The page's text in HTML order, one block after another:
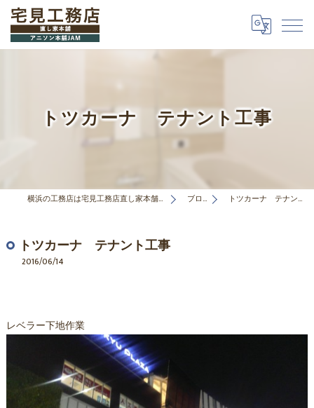
トツカーナ テナント工事
横浜の工務店は宅見工務店直し家本舗合同会社 ブログ トツカーナ テナント工事
トツカーナ テナント工事
2016/06/14
レベラー下地作業